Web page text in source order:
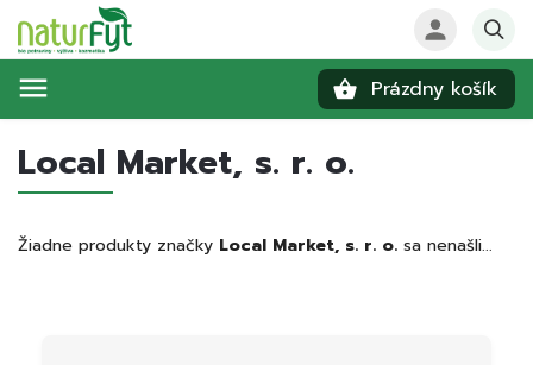
Prázdny košík
Local Market, s. r. o.
Žiadne produkty značky Local Market, s. r. o. sa nenašli...